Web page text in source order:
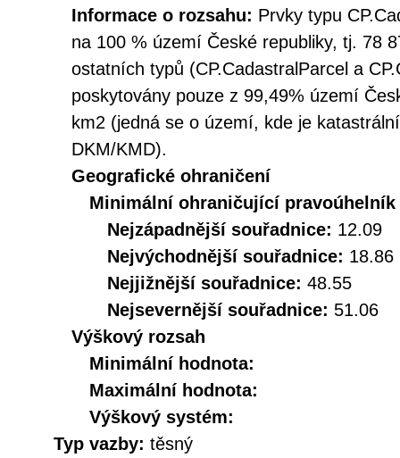
Informace o rozsahu: Prvky typu
na 100 % území České republiky, tj. 78
ostatních typů (CP.CadastralParcel a
poskytovány pouze z 99,49% území
km2 (jedná se o území, kde je
DKM/KMD).
Geografické ohraničení
Minimální ohraničující pravoúhelník
Nejzápadnější souřadnice: 12.09
Nejvýchodnější souřadnice: 18.86
Nejjižnější souřadnice: 48.55
Nejsevernější souřadnice: 51.06
Výškový rozsah
Minimální hodnota:
Maximální hodnota:
Výškový systém:
Typ vazby: těsný